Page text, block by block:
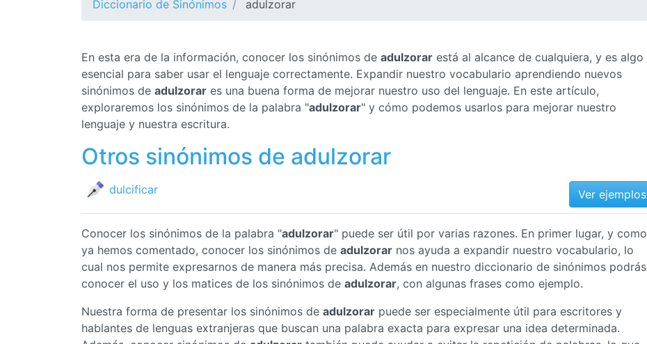
Diccionario de Sinónimos adulzorar
En esta era de la información, conocer los sinónimos de adulzorar está al alcance de cualquiera, y es algo
esencial para saber usar el lenguaje correctamente. Expandir nuestro vocabulario aprendiendo nuevos
sinónimos de adulzorar es una buena forma de mejorar nuestro uso del lenguaje. En este artículo,
exploraremos los sinónimos de la palabra "adulzorar" y cómo podemos usarlos para mejorar nuestro
lenguaje y nuestra escritura.
Otros sinónimos de adulzorar
dulcificar Ver ejemplos
Conocer los sinónimos de la palabra "adulzorar" puede ser útil por varias razones. En primer lugar, y como
ya hemos comentado, conocer los sinónimos de adulzorar nos ayuda a expandir nuestro vocabulario, lo
cual nos permite expresarnos de manera más precisa. Además en nuestro diccionario de sinónimos podrás
conocer el uso y los matices de los sinónimos de adulzorar, con algunas frases como ejemplo.
Nuestra forma de presentar los sinónimos de adulzorar puede ser especialmente útil para escritores y
hablantes de lenguas extranjeras que buscan una palabra exacta para expresar una idea determinada.